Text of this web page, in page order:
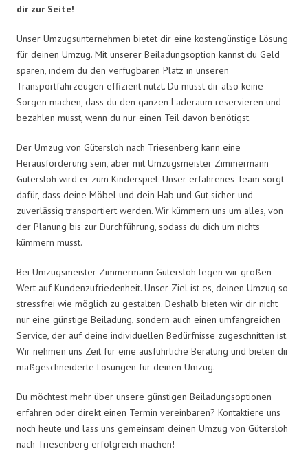
dir zur Seite!
Unser Umzugsunternehmen bietet dir eine kostengünstige Lösung
für deinen Umzug. Mit unserer Beiladungsoption kannst du Geld
sparen, indem du den verfügbaren Platz in unseren
Transportfahrzeugen effizient nutzt. Du musst dir also keine
Sorgen machen, dass du den ganzen Laderaum reservieren und
bezahlen musst, wenn du nur einen Teil davon benötigst.
Der Umzug von Gütersloh nach Triesenberg kann eine
Herausforderung sein, aber mit Umzugsmeister Zimmermann
Gütersloh wird er zum Kinderspiel. Unser erfahrenes Team sorgt
dafür, dass deine Möbel und dein Hab und Gut sicher und
zuverlässig transportiert werden. Wir kümmern uns um alles, von
der Planung bis zur Durchführung, sodass du dich um nichts
kümmern musst.
Bei Umzugsmeister Zimmermann Gütersloh legen wir großen
Wert auf Kundenzufriedenheit. Unser Ziel ist es, deinen Umzug so
stressfrei wie möglich zu gestalten. Deshalb bieten wir dir nicht
nur eine günstige Beiladung, sondern auch einen umfangreichen
Service, der auf deine individuellen Bedürfnisse zugeschnitten ist.
Wir nehmen uns Zeit für eine ausführliche Beratung und bieten dir
maßgeschneiderte Lösungen für deinen Umzug.
Du möchtest mehr über unsere günstigen Beiladungsoptionen
erfahren oder direkt einen Termin vereinbaren? Kontaktiere uns
noch heute und lass uns gemeinsam deinen Umzug von Gütersloh
nach Triesenberg erfolgreich machen!